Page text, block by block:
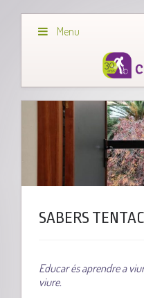
Menu
SABERS
Educarés aprendre a
viure.